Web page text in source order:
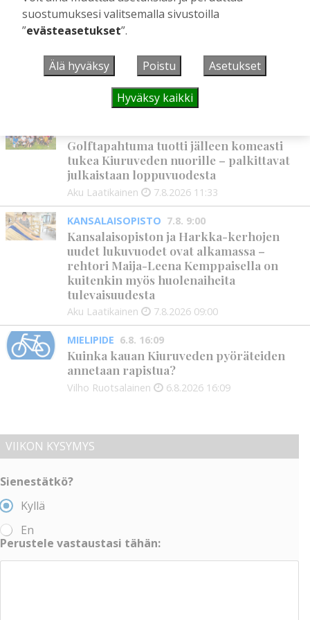
Vilho Ruotsalainen 7.8.2026 12:26
Kiuruvedelle ja Iisalmeen
ostopalvelulääkäri – tarkoituksena on
helpottaa kaupunkien lääkäripulaa
Aku Laatikainen 7.8.2026
Golftapahtuma tuotti jälleen komeasti
tukea Kiuruveden nuorille – palkittavat
julkaistaan loppuvuodesta
Aku Laatikainen 7.8.2026 11:33
KANSALAISOPISTO 7.8. 9:00
Kansalaisopiston ja Harkka-kerhojen
uudet lukuvuodet ovat alkamassa –
rehtori Maija-Leena Kemppaisella on
kuitenkin myös huolenaiheita
tulevaisuudesta
Aku Laatikainen 7.8.2026 09:00
MIELIPIDE 6.8. 16:09
Kuinka kauan Kiuruveden pyöräteiden
annetaan rapistua?
Vilho Ruotsalainen 6.8.2026 16:09
VIIKON KYSYMYS
Sienestätkö?
Kyllä
En
Perustele vastaustasi tähän:
suostumuksesi valitsemalla sivustoilla
”evästeasetukset”.
Älä hyväksy Poistu Asetukset
Hyväksy kaikki